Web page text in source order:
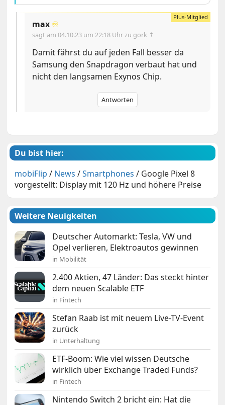
max ♾️
sagt am04.10.23 um 22:18 Uhrzu gork ⇡
Damit fährst du auf jeden Fall besser da
Samsung den Snapdragon verbaut hat und
nicht den langsamen Exynos Chip.
Antworten
Du bist hier:
mobiFlip / News /Smartphones / Google Pixel 8
vorgestellt: Display mit 120 Hz und höhere Preise
Weitere Neuigkeiten
Deutscher Automarkt: Tesla, VW und
Opel verlieren, Elektroautos gewinnen
in Mobilität
2.400 Aktien, 47 Länder: Das steckt hinter
dem neuen Scalable ETF
in Fintech
Stefan Raab ist mit neuem Live-TV-Event
zurück
in Unterhaltung
ETF-Boom: Wie viel wissen Deutsche
wirklich über Exchange Traded Funds?
in Fintech
Nintendo Switch 2 bricht ein: Hat die